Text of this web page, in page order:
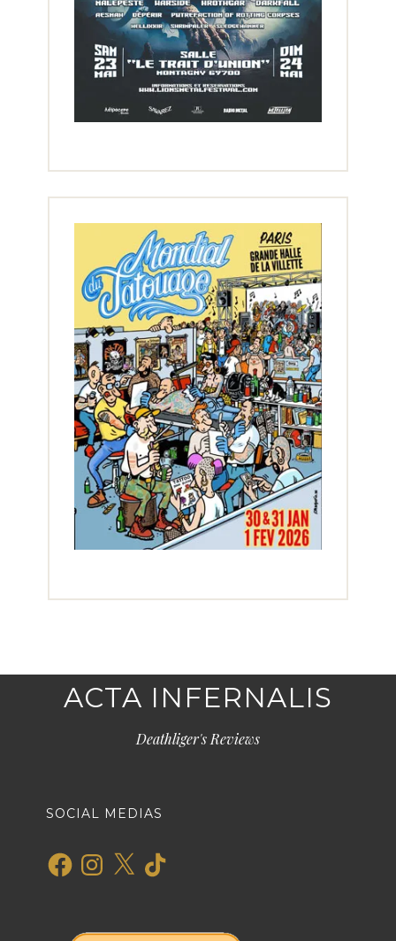
ACTA INFERNALIS
Deathliger's Reviews
SOCIAL MEDIAS
FacebookInstagram
X TikTok